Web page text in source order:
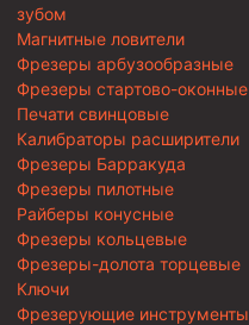
зубом
Магнитные ловители
Фрезеры арбузообразные
Фрезеры стартово-оконные
Печати свинцовые
Калибраторы расширители
Фрезеры Барракуда
Фрезеры пилотные
Райберы конусные
Фрезеры кольцевые
Фрезеры-долота торцевые
Ключи
Фрезерующие инструменты